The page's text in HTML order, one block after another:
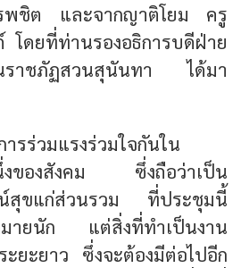
รพชิต และจากญาติโยม ครู
โดยที่ท่านรองอธิการบดีฝ่าย
นราชภัฏสวนสุนันทา ได้มา
รร่วมแรงร่วมใจกันใน
นึ่งของสังคม ซึ่งถือว่าเป็น
น์สุขแก่ส่วนรวม ที่ประชุมนี้
มายนัก แต่สิ่งที่ทำเป็นงาน
ยะยาว ซึ่งจะต้องมีต่อไปอีก